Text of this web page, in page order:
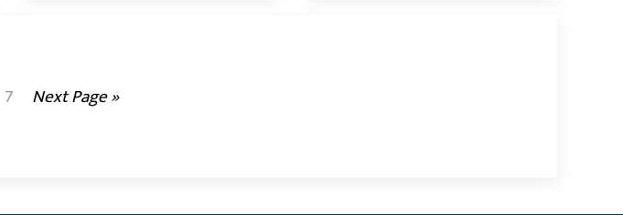
7 Next Page »